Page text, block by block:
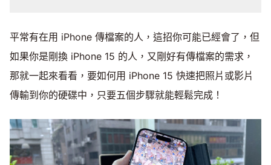
平常有在用 iPhone 傳檔案的人，這招你可能已經會了，但
如果你是剛換 iPhone 15 的人，又剛好有傳檔案的需求，
那就一起來看看，要如何用 iPhone 15 快速把照片或影片
傳輸到你的硬碟中，只要五個步驟就能輕鬆完成！